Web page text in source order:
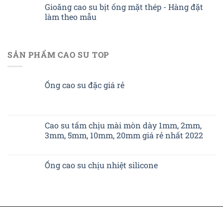
Gioăng cao su bịt ống mặt thép - Hàng đặt
làm theo mẫu
SẢN PHẨM CAO SU TOP
Ống cao su đặc giá rẻ
Cao su tấm chịu mài mòn dày 1mm, 2mm,
3mm, 5mm, 10mm, 20mm giá rẻ nhất 2022
Ống cao su chịu nhiệt silicone